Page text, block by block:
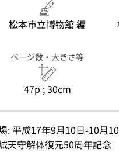
松本市立博物館 編
ページ数・大きさ等
47p ; 30cm
: 平成17年9月10日-10月
天守解体復元50周年記念